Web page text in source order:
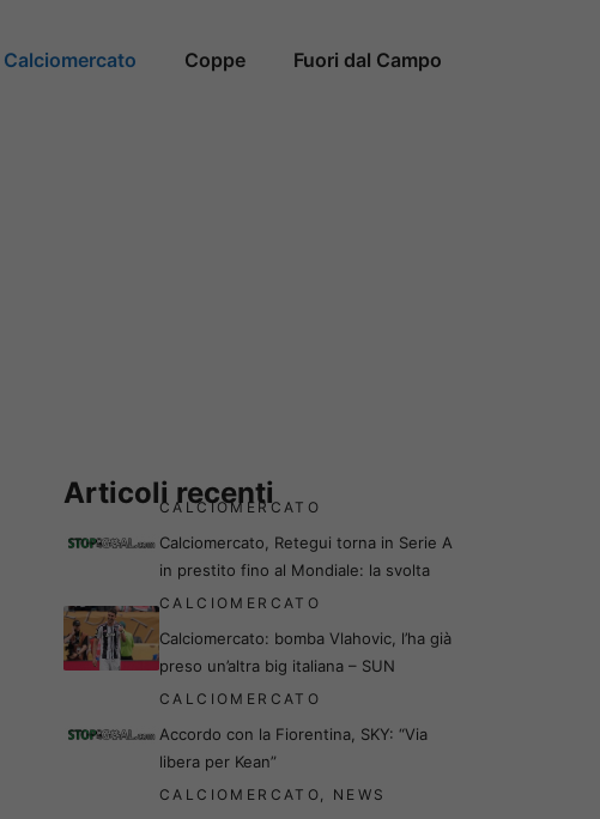
Calciomercato Coppe Fuori dal Campo
Articoli recenti
CALCIOMERCATO
Calciomercato, Retegui torna in Serie A
in prestito fino al Mondiale: la svolta
CALCIOMERCATO
Calciomercato: bomba Vlahovic, l’ha già
preso un’altra big italiana – SUN
CALCIOMERCATO
Accordo con la Fiorentina, SKY: “Via
libera per Kean”
CALCIOMERCATO, NEWS